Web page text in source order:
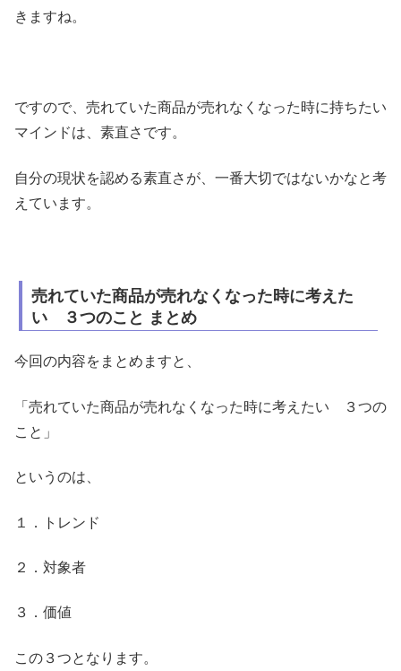
きますね。
ですので、売れていた商品が売れなくなった時に持ちたい
マインドは、素直さです。
自分の現状を認める素直さが、一番大切ではないかなと考
えています。
売れていた商品が売れなくなった時に考えた
い ３つのこと まとめ
今回の内容をまとめますと、
「売れていた商品が売れなくなった時に考えたい ３つの
こと」
というのは、
１．トレンド
２．対象者
３．価値
この３つとなります。